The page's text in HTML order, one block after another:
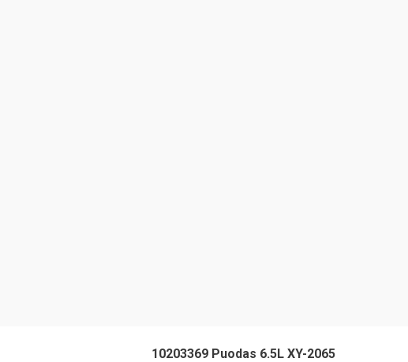
10203369 Puodas 6.5L XY-2065